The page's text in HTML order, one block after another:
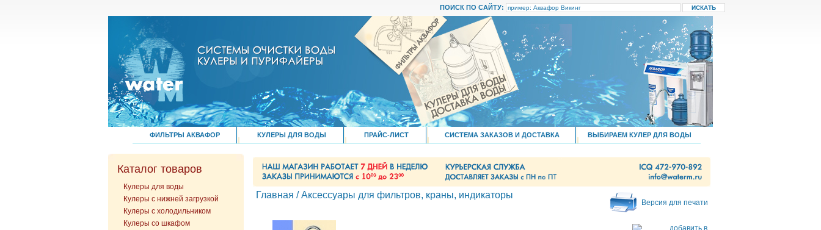
ПОИСК ПО САЙТУ:
ФИЛЬТРЫ АКВАФОР КУЛЕРЫ ДЛЯ ВОДЫ ПРАЙС-ЛИСТ СИСТЕМА ЗАКАЗОВ И ДОСТАВКА ВЫБИРАЕМ КУЛЕР ДЛЯ ВОДЫ
Каталог товаров
Кулеры для воды
Кулеры с нижней загрузкой
Кулеры с холодильником
Кулеры со шкафом
Главная /Аксессуары для фильтров, краны, индикаторы
Версия для печати